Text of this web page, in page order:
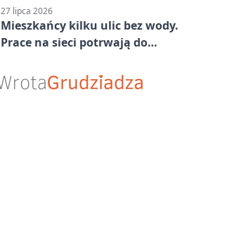
27 lipca 2026
Mieszkańcy kilku ulic bez wody.
Prace na sieci potrwają do